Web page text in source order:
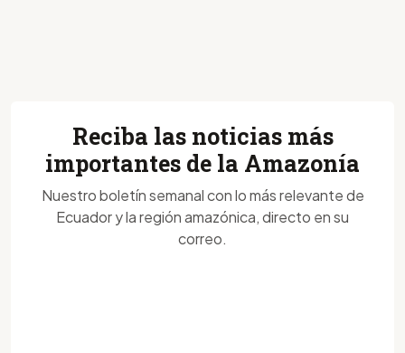
Reciba las noticias más
importantes de la Amazonía
Nuestro boletín semanal con lo más relevante de
Ecuador y la región amazónica, directo en su
correo.